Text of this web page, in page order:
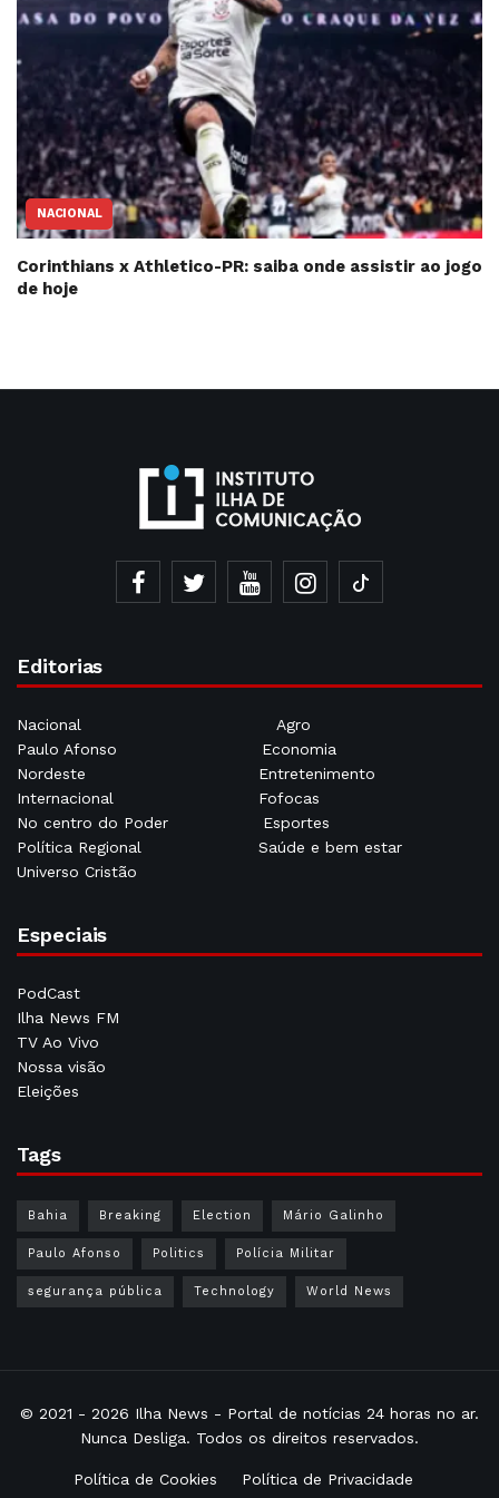
NACIONAL
Corinthians x Athletico-PR: saiba onde assistir ao jogo
de hoje
Editorias
Nacional
Agro
Paulo Afonso
Economia
Nordeste
Entretenimento
Internacional
Fofocas
No centro do Poder
Esportes
Política Regional
Saúde e bem estar
Universo Cristão
Especiais
PodCast
Ilha News FM
TV Ao Vivo
Nossa visão
Eleições
Tags
Bahia Breaking Election Mário Galinho
Paulo Afonso Politics Polícia Militar
segurança pública Technology World News
© 2021 - 2026 Ilha News - Portal de notícias 24 horas no ar.
Nunca Desliga. Todos os direitos reservados.
Política de Cookies
Política de Privacidade